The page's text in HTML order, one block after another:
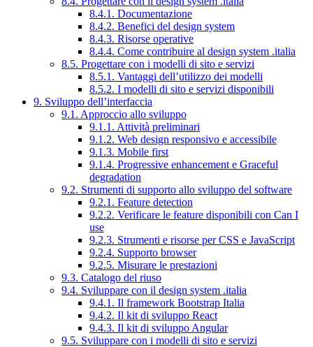
8.4.1. Documentazione
8.4.2. Benefici del design system
8.4.3. Risorse operative
8.4.4. Come contribuire al design system .italia
8.5. Progettare con i modelli di sito e servizi
8.5.1. Vantaggi dell’utilizzo dei modelli
8.5.2. I modelli di sito e servizi disponibili
9. Sviluppo dell’interfaccia
9.1. Approccio allo sviluppo
9.1.1. Attività preliminari
9.1.2. Web design responsivo e accessibile
9.1.3. Mobile first
9.1.4. Progressive enhancement e Graceful
degradation
9.2. Strumenti di supporto allo sviluppo del software
9.2.1. Feature detection
9.2.2. Verificare le feature disponibili con Can I
use
9.2.3. Strumenti e risorse per CSS e JavaScript
9.2.4. Supporto browser
9.2.5. Misurare le prestazioni
9.3. Catalogo del riuso
9.4. Sviluppare con il design system .italia
9.4.1. Il framework Bootstrap Italia
9.4.2. Il kit di sviluppo React
9.4.3. Il kit di sviluppo Angular
9.5. Sviluppare con i modelli di sito e servizi